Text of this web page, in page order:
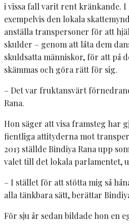
i vissa fall varit rent kränkande. I
exempelvis den lokala
anställa transpersoner för att
skulder – genom att låta dem
skuldsatta människor, för att på
skämmas och göra rätt för sig.
– Det var fruktansvärt
Rana.
Hon säger att visa framsteg har
fientliga attityderna mot
2013 ställde Bindiya Rana upp
valet till det lokala parlamentet,
– I stället för att stötta mig så
alla tänkbara sätt, berättar
För sju år sedan bildade hon en